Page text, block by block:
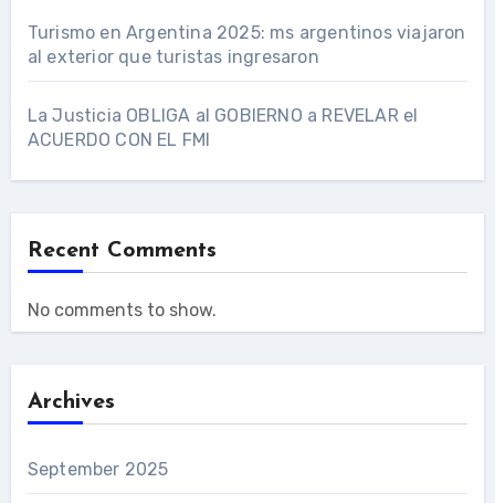
Turismo en Argentina 2025: ms argentinos viajaron
al exterior que turistas ingresaron
La Justicia OBLIGA al GOBIERNO a REVELAR el
ACUERDO CON EL FMI
Recent Comments
No comments to show.
Archives
September 2025